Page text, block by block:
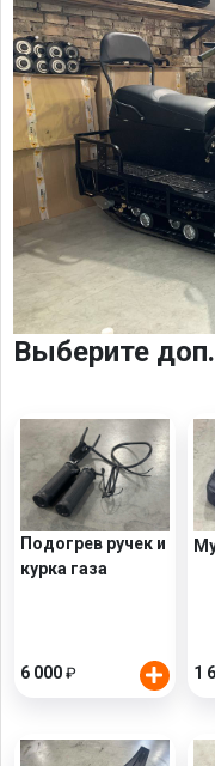
Выберите
Подогрев ручек и
курка газа
6 000 ₽ 1